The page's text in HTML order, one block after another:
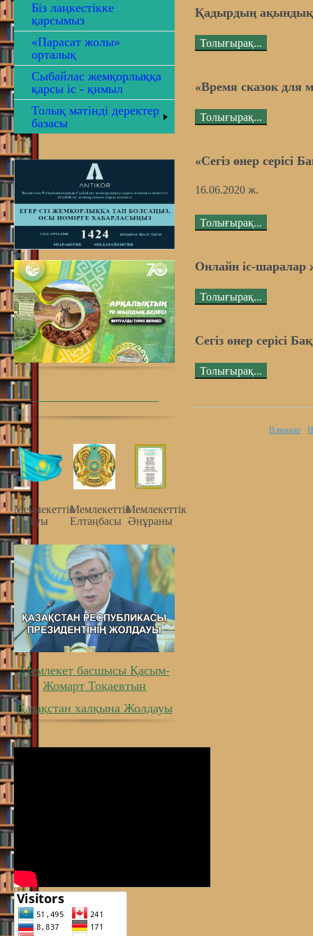
Біз лаңкестікке
қарсымыз
«Парасат жолы»
орталық
Сыбайлас жемқорлыққа
қарсы іс - қимыл
Толық мәтінді деректер
базасы
Мемлекеттiк
Туы
Мемлекеттiк
Елтаңбасы
Мемлекеттiк
Әнұраны
Мемлекет басшысы Қасым-
Жомарт Тоқаевтың
Қазақстан халқына Жолдауы
Қадырдың ақындық
Толығырақ...
«Время сказок для
Толығырақ...
«Сегіз өнер серісі
16.06.2020 ж.
Толығырақ...
Онлайн іс-шаралар
Толығырақ...
Сегіз өнер серісі
Толығырақ...
В начало